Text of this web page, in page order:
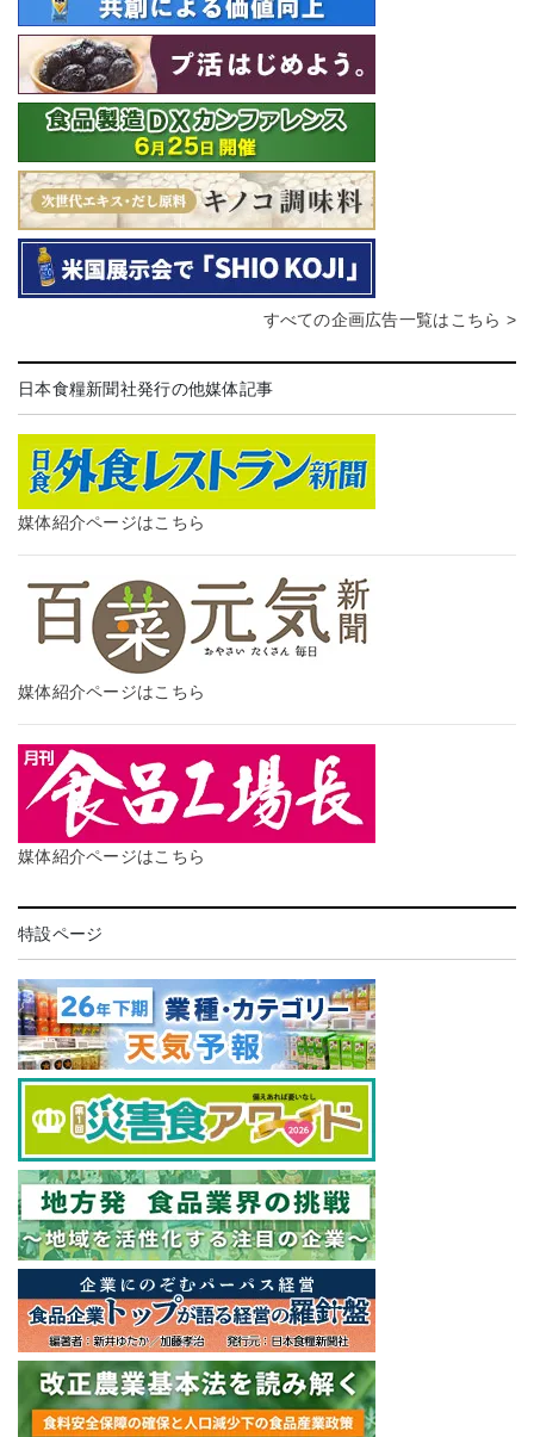
すべての企画広告一覧はこちら >
日本食糧新聞社発行の他媒体記事
媒体紹介ページはこちら
媒体紹介ページはこちら
媒体紹介ページはこちら
特設ページ